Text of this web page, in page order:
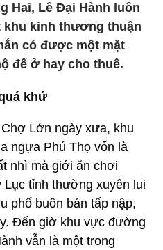
Hai, Lê Đại Hành luôn
kinh thương thuận
có được một mặt
để ở hay cho thuê.
khứ
Lớn ngày xưa, khu
ngựa Phú Thọ vốn là
nhì mà giới ăn chơi
tỉnh thường xuyên lui
phố buôn bán tấp nập,
Đến giờ khu vực đường
vẫn là một trong